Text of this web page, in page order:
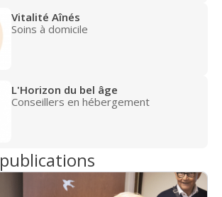
Vitalité Aînés
Soins à domicile
L'Horizon du bel âge
Conseillers en hébergement